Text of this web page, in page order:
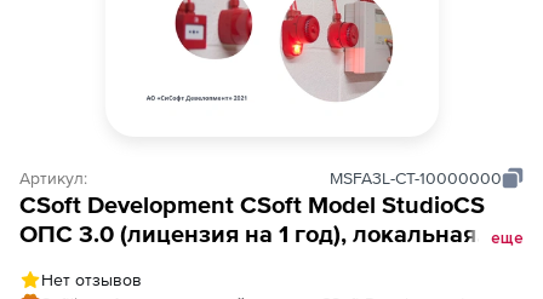
Артикул: MSFA3L-CT-10000000
CSoft Development CSoft Model StudioCS
ОПС 3.0 (лицензия на 1 год), локальная
еще
Нет отзывов